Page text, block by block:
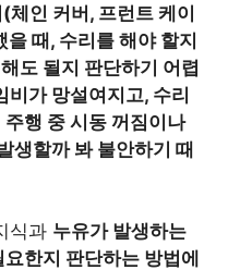
체인 커버, 프런트 케이
때, 수리를 해야 할지
도 될지 판단하기 어렵
비가 망설여지고, 수리
행 중 시동 꺼짐이나
생할까 봐 불안하기 때
식과 누유가 발생하는
한지 판단하는 방법에